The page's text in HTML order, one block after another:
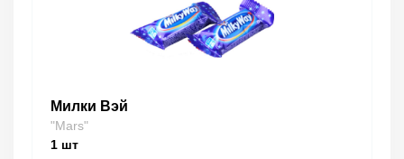
Милки Вэй
"Mars"
1 шт